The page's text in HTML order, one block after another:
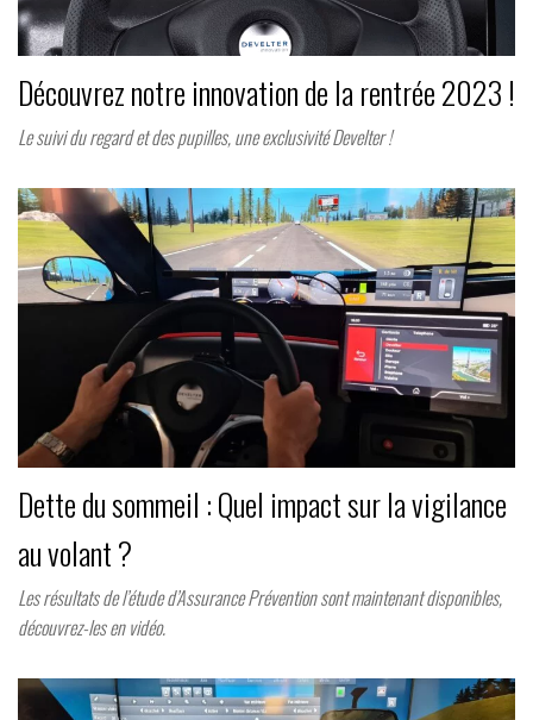
Découvrez notre innovation de la rentrée 2023 !
Le suivi du regard et des pupilles, une exclusivité Develter !
Dette du sommeil : Quel impact sur la vigilance
au volant ?
Les résultats de l’étude d’Assurance Prévention sont maintenant disponibles,
découvrez-les en vidéo.